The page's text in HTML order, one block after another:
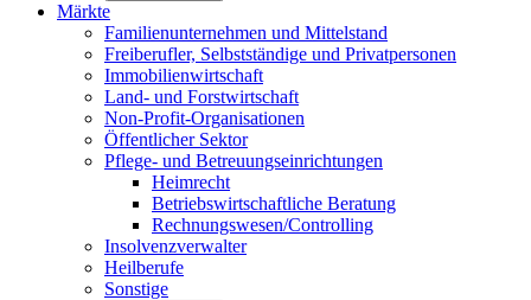
Märkte
Familienunternehmen und Mittelstand
Freiberufler, Selbstständige und Privatpersonen
Immobilienwirtschaft
Land- und Forstwirtschaft
Non-Profit-Organisationen
Öffentlicher Sektor
Pflege- und Betreuungseinrichtungen
Heimrecht
Betriebswirtschaftliche Beratung
Rechnungswesen/Controlling
Insolvenzverwalter
Heilberufe
Sonstige